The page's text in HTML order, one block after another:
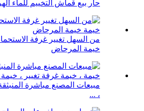
حار بيع قماش التخييم للماء
من السهل تغيير غرفة
خيمة المرحاض
مبيعات المصنع مباشرة
، ...